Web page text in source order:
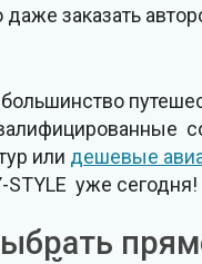
заказать
или дешевые
STYLE уже сегодня!